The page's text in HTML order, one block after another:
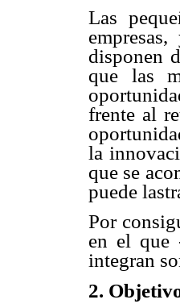
Las
disponen
que las
frente al
la
que se
puede
Por
en el que
integran
2.